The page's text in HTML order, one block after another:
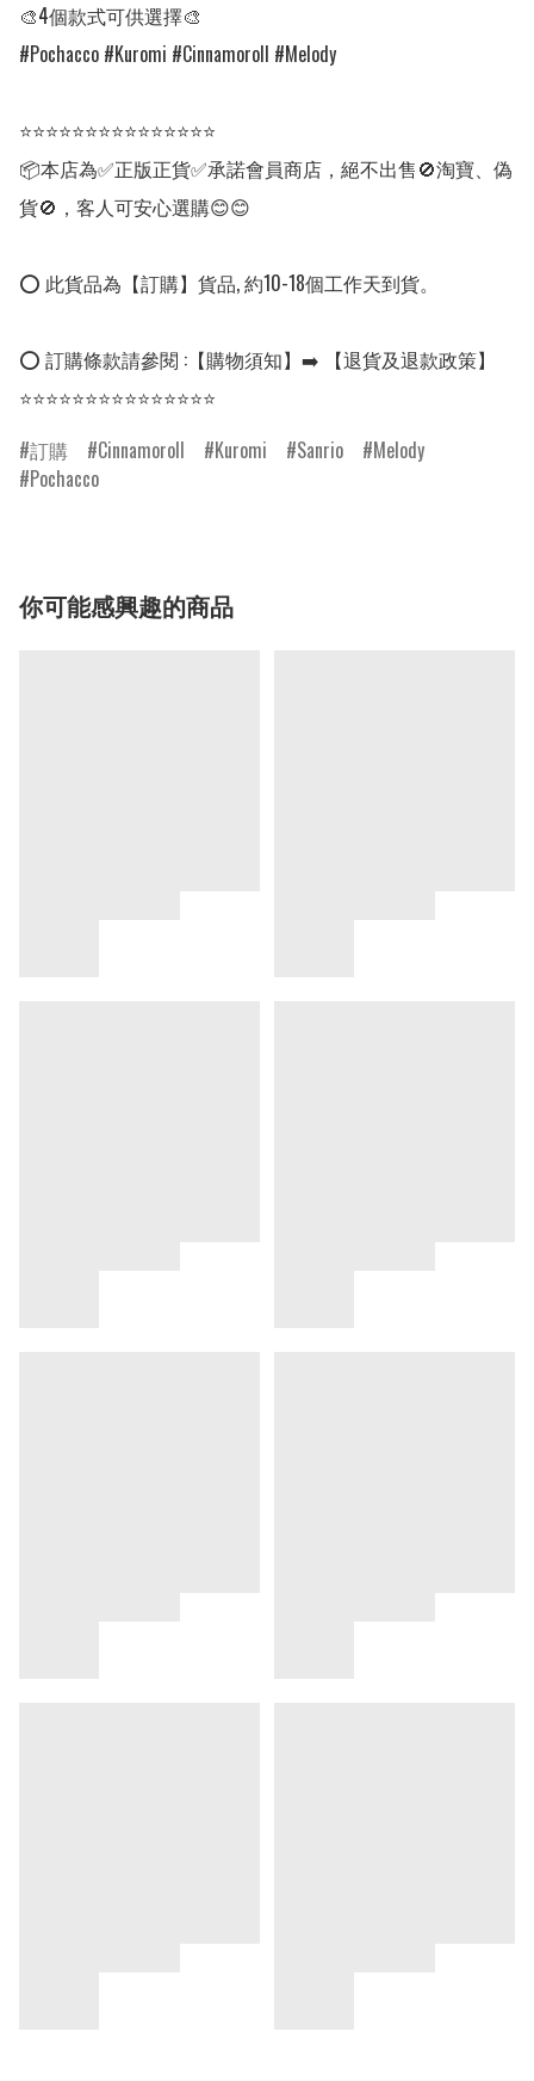
🎨4個款式可供選擇🎨
#Pochacco #Kuromi #Cinnamoroll #Melody
⭐⭐⭐⭐⭐⭐⭐⭐⭐⭐⭐⭐⭐⭐⭐
📦本店為✅正版正貨✅承諾會員商店，絕不出售🚫淘寶、偽
貨🚫，客人可安心選購😊😊
⭕ 此貨品為【訂購】貨品, 約10-18個工作天到貨。
⭕ 訂購條款請參閱 :【購物須知】➡️ 【退貨及退款政策】
⭐⭐⭐⭐⭐⭐⭐⭐⭐⭐⭐⭐⭐⭐⭐
訂購
Cinnamoroll Kuromi Sanrio
Melody
Pochacco
你可能感興趣的商品